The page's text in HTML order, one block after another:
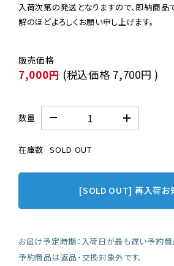
入荷次第の発送となりますので、即納商品
解のほどよろしくお願い申し上げます。
7,000円 (税込価格 7,700円 )
数量
在庫数 SOLD OUT
[SOLD OUT] 再入荷お
お届け予定時期：入荷日が最も遅い予約
予約商品は返品・交換対象外です。